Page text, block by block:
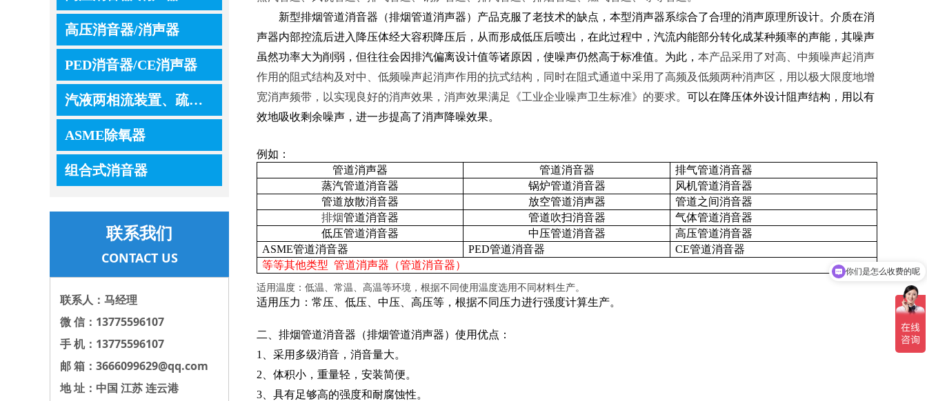
新型排烟管道消音器（排烟管道消声器）产品克服了老技术的缺点，本型消声器系综合了合理的消声原理所设计。介质在消
声器内部控流后进入降压体经大容积降压后，从而形成低压后喷出，在此过程中，汽流内能部分转化成某种频率的声能，其噪声
虽然功率大为削弱，但往往会因排汽偏离设计值等诸原因，使噪声仍然高于标准值。为此， 本产品采用了对高、中频噪声起消声
作用的阻式结构及对中、低频噪声起消声作用的抗式结构，同时在阻式通道中采用了高频及低频两种消声区，用以极大限度地增
宽消声频带，以实现良好的消声效果，消声效果满足《工业企业噪声卫生标准》的要求。 可以在降压体外设计阻声结构，用以有
效地吸收剩余噪声，进一步提高了消声降噪效果。
例如：
管道消声器
管道消音器
排气管道消音器
蒸汽管道消音器
锅炉管道消音器
风机管道消音器
管道放散消音器
放空管道消声器
管道之间消音器
排烟管道消音器 管道吹扫消音器
气体管道消音器
低压管道消音器
中压管道消音器
高压管道消音器
ASME管道消音器
PED管道消音器
CE管道消音器
等等其他类型 管道消声器（管道消音器）
适用温度： 低温、常温、高温等环境，根据不同使用温度选用不同材料生产。
适用压力： 常压、低压、中压、高压等，根据不同压力进行强度计算生产。
二、排烟管道消音器（排烟管道消声器）使用优点：
1、采用多级消音，消音量大。
2、体积小，重量轻，安装简便。
3、具有足够高的强度和耐腐蚀性。
高压消音器/消声器
PED消音器/CE消声器
汽液两相流装置、疏水器、控制器、调节器
ASME除氧器
组合式消音器
联系我们
CONTACT US
联系人：马经理
微 信：13775596107
手 机：13775596107
邮 箱：3666099629@qq.com
地 址：中国 江苏 连云港
现在有优惠活动吗